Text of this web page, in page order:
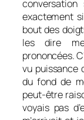
exactement
bout des
les dire
prononcées.
vu puissance
du fond de
peut-être
voyais pas